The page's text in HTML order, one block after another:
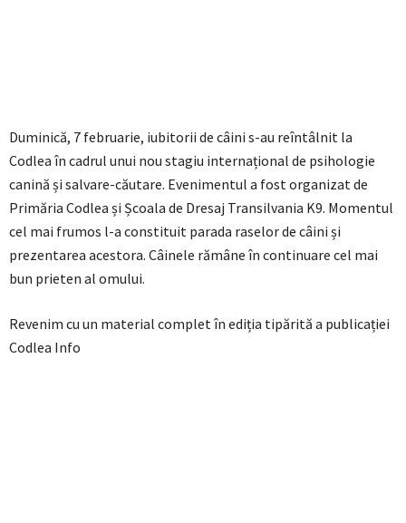
Duminică, 7 februarie, iubitorii de câini s-au reîntâlnit la
Codlea în cadrul unui nou stagiu internațional de psihologie
canină și salvare-căutare. Evenimentul a fost organizat de
Primăria Codlea și Școala de Dresaj Transilvania K9. Momentul
cel mai frumos l-a constituit parada raselor de câini și
prezentarea acestora. Câinele rămâne în continuare cel mai
bun prieten al omului.
Revenim cu un material complet în ediția tipărită a publicației
Codlea Info